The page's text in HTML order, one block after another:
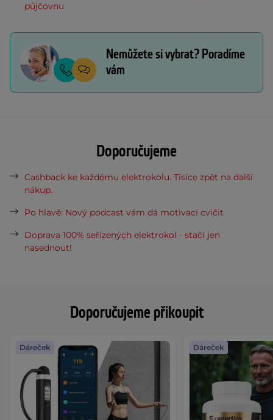
Doporučujeme přikoupit
Dáreček Dáreček
půjčovnu
Nemůžete si vybrat? Poradíme
vám
Doporučujeme
Cashback ke každému elektrokolu. Tisíce zpět na další
nákup.
Po hlavě: Nový podcast vám dá motivaci cvičit
Doprava 100% seřízených elektrokol - stačí jen
nasednout!